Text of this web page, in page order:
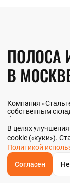
ОБРАТНЫЙ
ПОЛОСА
В
Компания
собственным
более 130 видов
металлоизделий
любых
склада из наличия
этапах — от
Главная
В целях
cookie («куки»).
Политикой
Согласен Не